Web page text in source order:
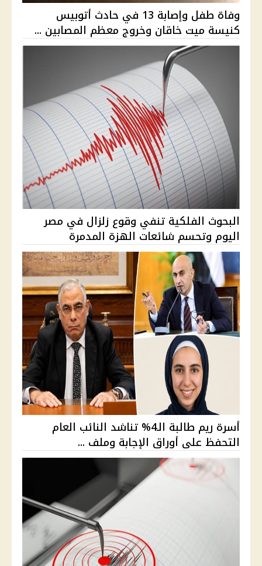
وفاة طفل وإصابة 13 في حادث أتوبيس
كنيسة ميت خاقان وخروج معظم المصابين ...
البحوث الفلكية تنفي وقوع زلزال في مصر
اليوم وتحسم شائعات الهزة المدمرة
أسرة ريم طالبة الـ4% تناشد النائب العام
التحفظ على أوراق الإجابة وملف ...